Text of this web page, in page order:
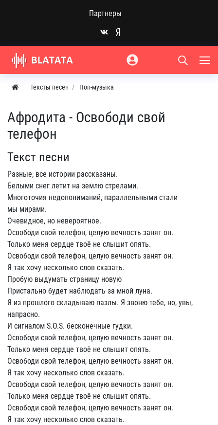
Партнеры
Тексты песен Поп-музыка
Афродита - Освободи свой
телефон
Текст песни
Разные, все истории рассказаны.
Белыми снег летит на землю стрелами.
Многоточия недопониманий, параллельными стали
мы мирами.
Очевидное, но невероятное.
Освободи свой телефон, целую вечность занят он.
Только меня сердце твоё не слышит опять.
Освободи свой телефон, целую вечность занят он.
Я так хочу несколько слов сказать.
Пробую выдумать страницу новую
Пристально будет наблюдать за мной луна.
Я из прошлого складываю пазлы. Я звоню тебе, но, увы,
напрасно.
И сигналом S.O.S. бесконечные гудки.
Освободи свой телефон, целую вечность занят он.
Только меня сердце твоё не слышит опять.
Освободи свой телефон, целую вечность занят он.
Я так хочу несколько слов сказать.
Освободи свой телефон, целую вечность занят он.
Только меня сердце твоё не слышит опять.
Освободи свой телефон, целую вечность занят он.
Я так хочу несколько слов сказать.